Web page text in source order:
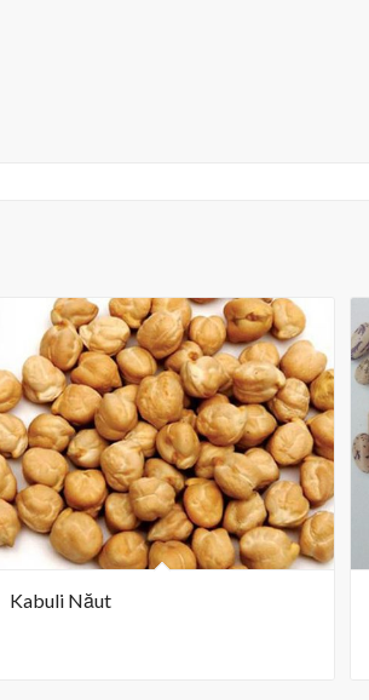
Kabuli Năut